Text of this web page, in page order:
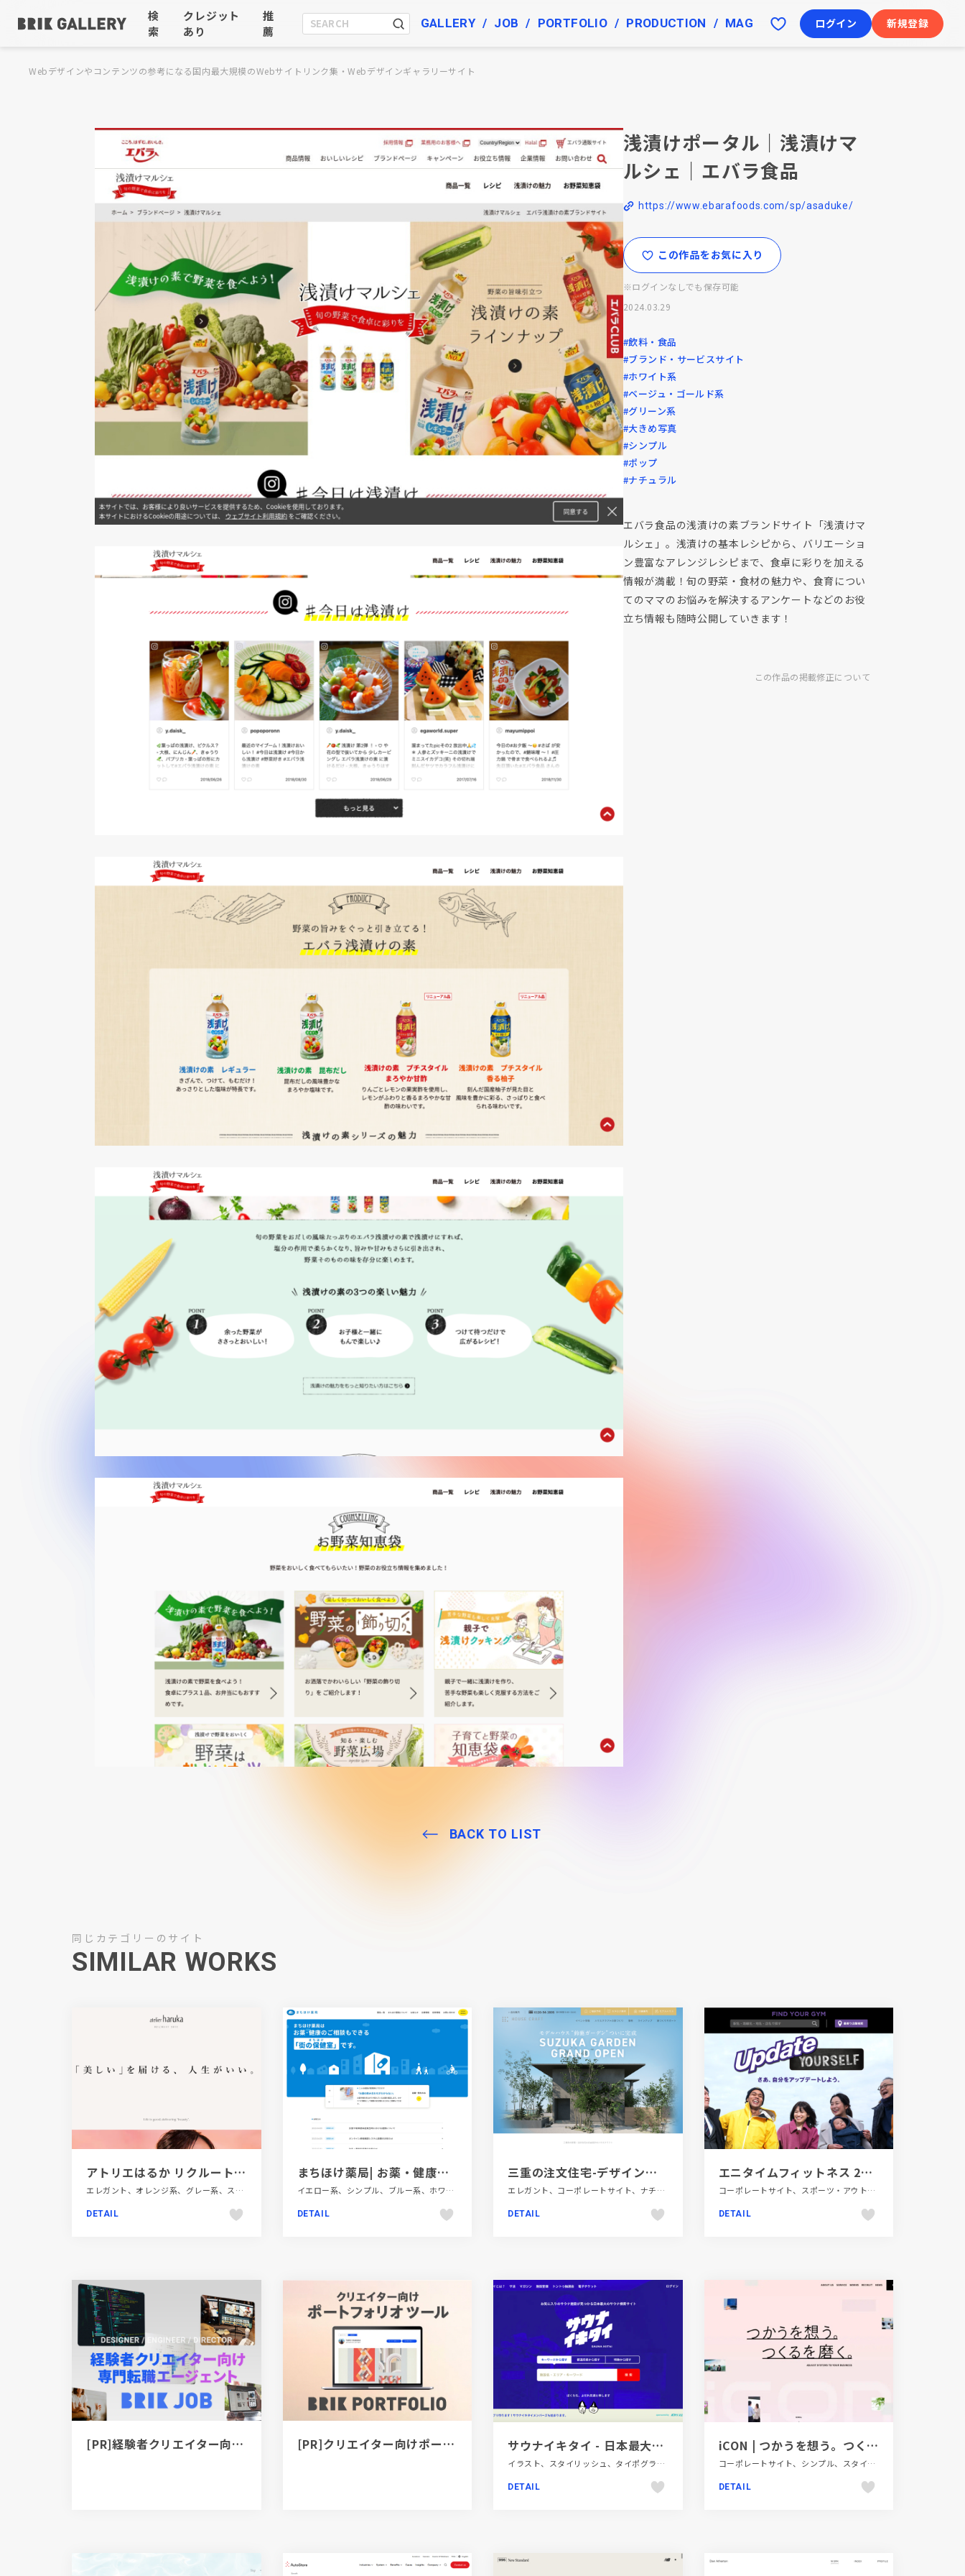
検
索
クレジット
あり
推
薦
GALLERY JOB PORTFOLIO PRODUCTION MAG ログイン 新規登録
Webデザインやコンテンツの参考になる国内最大規模のWebサイトリンク集・Webデザインギャラリーサイト
浅漬けポータル｜浅漬けマ
ルシェ｜エバラ食品
https://www.ebarafoods.com/sp/asaduke/
この作品をお気に入り
※ログインなしでも保存可能
2024.03.29
#飲料・食品
#ブランド・サービスサイト
#ホワイト系
#ベージュ・ゴールド系
#グリーン系
#大きめ写真
#シンプル
#ポップ
#ナチュラル
エバラ食品の浅漬けの素ブランドサイト「浅漬けマ
ルシェ」。浅漬けの基本レシピから、バリエーショ
ン豊富なアレンジレシピまで、食卓に彩りを加える
情報が満載！旬の野菜・食材の魅力や、食育につい
てのママのお悩みを解決するアンケートなどのお役
立ち情報も随時公開していきます！
この作品の掲載修正について
BACK TO LIST
同じカテゴリーのサイト
SIMILAR WORKS
アトリエはるか リクルートサイト
エレガント、オレンジ系、グレー系、スクロールエフェクト、タイポグラフィー、ファッション・ビューティー、大きめ写真、新卒・中途採用サイト
DETAIL
まちほけ薬局| お薬・健康のご相談もできる「街の保健室(まちほけ)」です。
イエロー系、シンプル、ブルー系、ホワイト系、医療・ヘルスケア、施設・店舗サイト
DETAIL
三重の注文住宅-デザイン性の新築戸建て｜ハウスクラフト
エレガント、コーポレートサイト、ナチュラル、ブランド・サービスサイト、ホワイト系、大きめ写真、建設・住宅・不動産
DETAIL
エニタイムフィットネス 24時間営業のフィットネスジム
コーポレートサイト、スポーツ・アウトドア、パープル系、ホワイト系、ポップ、多言語対応、大きめ写真、施設・店舗サイト
DETAIL
[PR]経験者クリエイター向け転職カウンセリング｜デザイナー / ディレクター / エンジニア [PR]クリエイター向けポートフォリオツール｜BRIK PORTFOLIO サウナイキタイ - 日本最大のサウナ検索サイト
イラスト、スタイリッシュ、タイポグラフィー、ブランド・サービスサイト、ブルー系、ポータルサイト、メディアサイト、商業施設・レジャー、地域・団体・活動、大きめ写真、旅行・ホテル・観光
DETAIL
iCON | つかうを想う。つくるを磨く。
コーポレートサイト、シンプル、スタイリッシュ、テクノロジー・サイエンス、ピンク系、ブランド・サービスサイト、モーション多め、大きめ写真、新卒・中途採用サイト
DETAIL